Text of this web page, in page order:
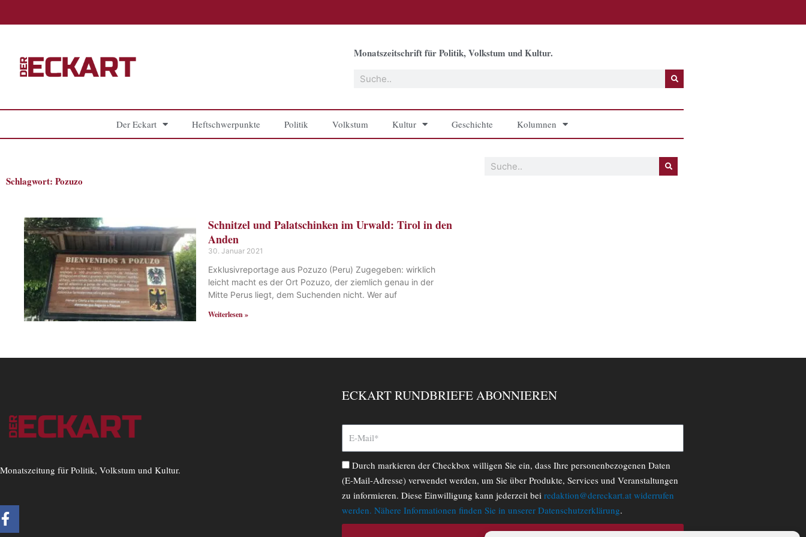
Monatszeitschrift für Politik, Volkstum und Kultur.
Suche
Der Eckart Heftschwerpunkte Politik Volkstum Kultur Geschichte Kolumnen
Schlagwort: Pozuzo
Schnitzel und Palatschinken im Urwald: Tirol in den
Anden
30. Januar 2021
Exklusivreportage aus Pozuzo (Peru) Zugegeben: wirklich
leicht macht es der Ort Pozuzo, der ziemlich genau in der
Mitte Perus liegt, dem Suchenden nicht. Wer auf
Weiterlesen »
Monatszeitung für Politik, Volkstum und Kultur.
F
a
ECKART RUNDBRIEFE ABONNIEREN
Durch markieren der Checkbox willigen Sie ein, dass Ihre personenbezogenen Daten
(E-Mail-Adresse) verwendet werden, um Sie über Produkte, Services und Veranstaltungen
zu informieren. Diese Einwilligung kann jederzeit bei redaktion@dereckart.at widerrufen
werden. Nähere Informationen finden Sie in unserer Datenschutzerklärung.